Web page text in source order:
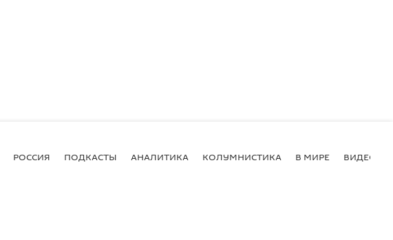
РОССИЯ ПОДКАСТЫ АНАЛИТИКА КОЛУМНИСТИКА В МИРЕ ВИДЕО